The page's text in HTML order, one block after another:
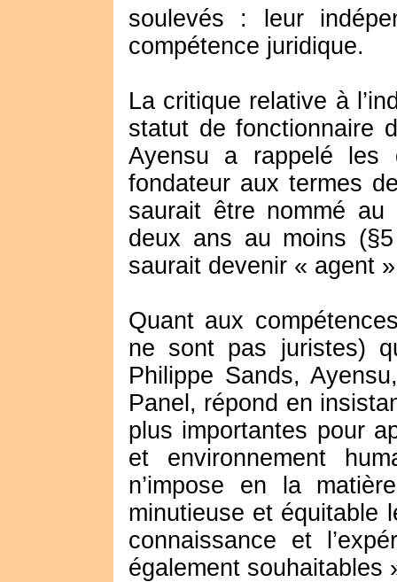
soulevés : leur
compétence juridique.
La critique relative à
statut de fonctionnaire
Ayensu a rappelé les
fondateur aux termes
saurait être nommé
deux ans au moins
saurait devenir « agent
Quant aux
ne sont pas juristes)
Philippe Sands,
Panel, répond en
plus importantes pour
et environnement
n’impose en la
minutieuse et équitable
connaissance et
également souhaitables